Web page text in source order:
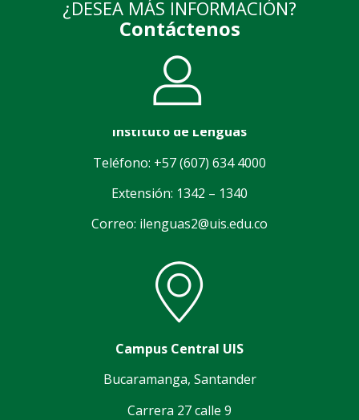
¿DESEA MÁS INFORMACIÓN?
Contáctenos
Instituto de Lenguas
Teléfono: +57 (607) 634 4000
Extensión: 1342 – 1340
Correo: ilenguas2@uis.edu.co
Campus Central UIS
Bucaramanga, Santander
Carrera 27 calle 9